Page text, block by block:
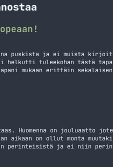
puskista ja ei muista
tuleekohan tästä
mukaan erittäin sekalaisen
minulta iPhone 3G pois
puhelimen… Jatka lukemista
Huomenna on jouluaatto
aikaan on ollut monta
perinteisistä ja ei niin
pieni perinne, että joko
Teen nimittäin sen